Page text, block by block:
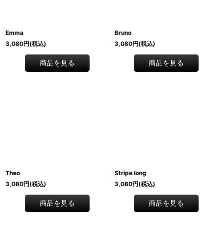
Emma
3,080円(税込)
商品を見る
Bruno
3,080円(税込)
商品を見る
Theo
3,080円(税込)
商品を見る
Stripe long
3,080円(税込)
商品を見る